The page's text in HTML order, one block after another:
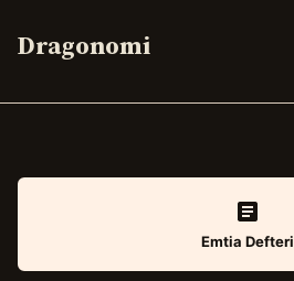
Dragonomi
Emtia Defteri